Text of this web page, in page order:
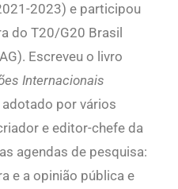
2023) e participou
do T20/G20 Brasil
Escreveu o livro
Internacionais
por vários
e editor-chefe da
agendas de pesquisa:
e a opinião pública e